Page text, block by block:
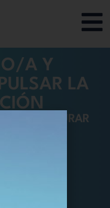
A Y
LA
VIDAS Y CURAR